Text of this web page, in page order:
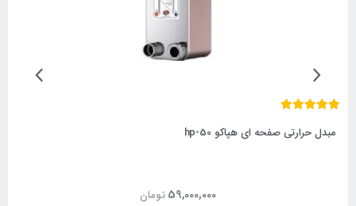
مبدل حرارتی صفحه ای هپاکو hp-50
تومان 59,000,000